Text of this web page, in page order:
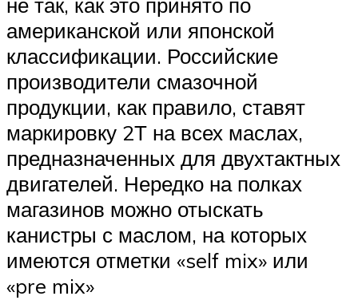
не так, как это принято по
американской или японской
классификации. Российские
производители смазочной
продукции, как правило, ставят
маркировку 2Т на всех маслах,
предназначенных для двухтактных
двигателей. Нередко на полках
магазинов можно отыскать
канистры с маслом, на которых
имеются отметки «self mix» или
«pre mix»